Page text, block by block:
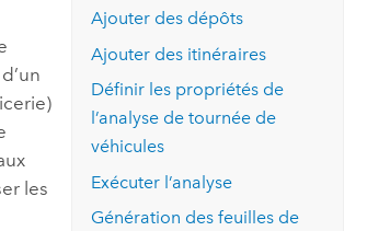
les
Ajouter des dépôts
Ajouter des itinéraires
Définir les propriétés de
l’analyse de tournée de
véhicules
Exécuter l’analyse
Génération des feuilles de